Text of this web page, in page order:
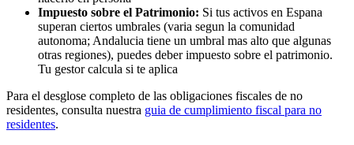
Impuesto sobre el Patrimonio: Si tus activos en Espana
superan ciertos umbrales (varia segun la comunidad
autonoma; Andalucia tiene un umbral mas alto que algunas
otras regiones), puedes deber impuesto sobre el patrimonio.
Tu gestor calcula si te aplica
Para el desglose completo de las obligaciones fiscales de no
residentes, consulta nuestra guia de cumplimiento fiscal para no
residentes.